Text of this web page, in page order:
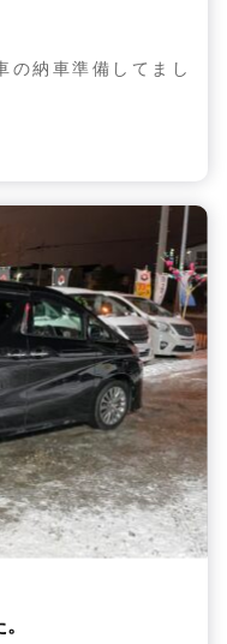
の納車準備してまし